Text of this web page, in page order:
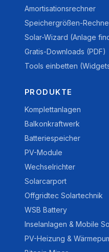
Amortisationsrechner
Speichergrößen-
Solar-Wizard (Anlage
Gratis-Downloads (PDF)
Tools einbetten
PRODUKTE
Komplettanlagen
Balkonkraftwerk
Batteriespeicher
PV-Module
Wechselrichter
Solarcarport
Offgridtec Solartechnik
WSB Battery
Inselanlagen & Mobile
PV-Heizung &